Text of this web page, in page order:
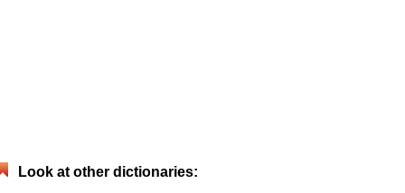
Look at other dictionaries: